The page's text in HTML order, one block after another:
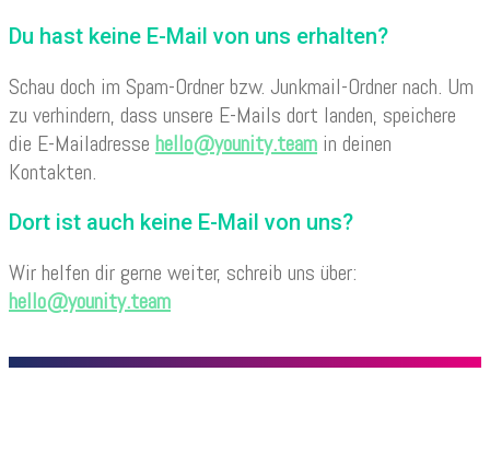
Du hast keine E-Mail von uns erhalten?
Schau doch im Spam-Ordner bzw. Junkmail-Ordner nach. Um
zu verhindern, dass unsere E-Mails dort landen, speichere
die E-Mailadresse hello@younity.team in deinen
Kontakten.
Dort ist auch keine E-Mail von uns?
Wir helfen dir gerne weiter, schreib uns über:
hello@younity.team